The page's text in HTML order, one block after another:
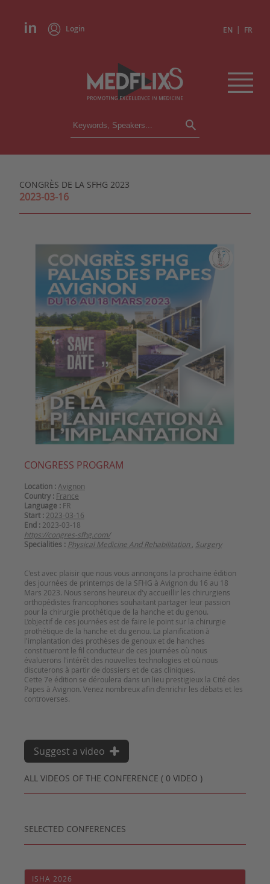
Login EN | FR
CONFERENCES
INSTITUTIONS
EXPERTS
CONGRESSES IN BRIEF
CONGRÈS DE LA SFHG 2023
2023-03-16
CONGRESS PROGRAM
Location : Avignon
Country : France
Language : FR
Start : 2023-03-16
End : 2023-03-18
https://congres-sfhg.com/
Specialities : Physical Medicine And Rehabilitation Surgery
C’est avec plaisir que nous vous annonçons la prochaine édition
des journées de printemps de la SFHG à Avignon du 16 au 18
Mars 2023. Nous serons heureux d'y accueillir les chirurgiens
orthopédistes francophones souhaitant partager leur passion
pour la chirurgie prothétique de la hanche et du genou.
L’objectif de ces journées est de faire le point sur la chirurgie
prothétique de la hanche et du genou. La planification à
l'implantation des prothèses de genoux et de hanches
constitueront le fil conducteur de ces journées où nous
évaluerons l'intérêt des nouvelles technologies et où nous
discuterons à partir de dossiers et de cas cliniques.
Cette 7e édition se déroulera dans un lieu prestigieux la Cité des
Papes à Avignon. Venez nombreux afin d’enrichir les débats et les
controverses.
ALL VIDEOS OF THE CONFERENCE ( 0 VIDEO )
Suggest a video
SELECTED CONFERENCES
ISHA 2026